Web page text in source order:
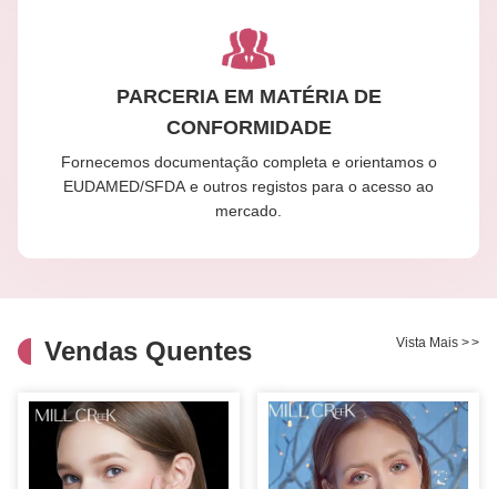
PARCERIA EM MATÉRIA DE
CONFORMIDADE
Fornecemos documentação completa e orientamos o
EUDAMED/SFDA e outros registos para o acesso ao
mercado.
Vendas Quentes Vista Mais >>